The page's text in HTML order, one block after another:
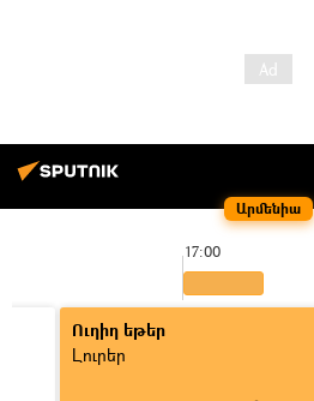
Արմենիա
17:00
Ուղիղ եթեր
Լուրեր